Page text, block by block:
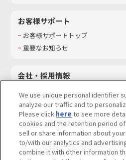
お客様サポート
お客様サポートトップ
重要なお知らせ
会社・採用情報
採用情報
サステナビリティ
お問い合わせ
We use unique personal identifier
analyze our traffic and to
Please click here to see more
cookies and the retention period
sell or share information about
to/with our analytics and
combine it with other information